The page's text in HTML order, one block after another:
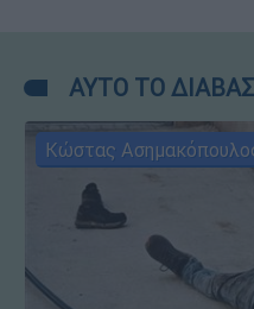
ΑΥΤΟ ΤΟ
Κώστας